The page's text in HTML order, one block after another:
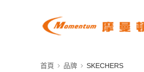
首頁 品牌 SKECHERS